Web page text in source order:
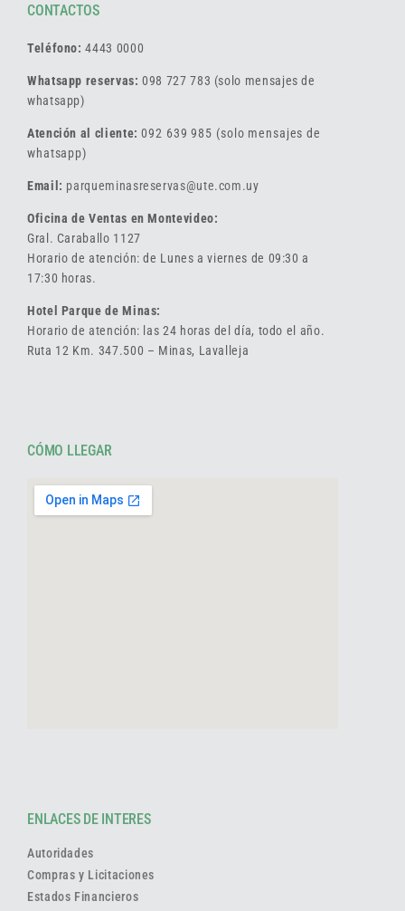
CONTACTOS
Teléfono: 4443 0000
Whatsapp reservas: 098 727 783 (solo mensajes de
whatsapp)
Atención al cliente:092 639 985 (solo mensajes de
whatsapp)
Email: parqueminasreservas@ute.com.uy
Oficina de Ventas en Montevideo:
Gral. Caraballo 1127
Horario de atención: de Lunes a viernes de 09:30 a
17:30 horas.
Hotel Parque de Minas:
Horario de atención: las 24 horas del día, todo el año.
Ruta 12 Km. 347.500 – Minas, Lavalleja
CÓMO LLEGAR
ENLACES DE INTERES
Autoridades
Compras y Licitaciones
Estados Financieros